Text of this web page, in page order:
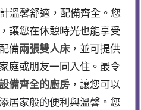
溫馨舒適，配備齊全。您
讓您在休憩時光也能享受
備兩張雙人床，並可提供
庭或朋友一同入住。最令
備齊全的廚房，讓您可以
居家般的便利與溫馨。您